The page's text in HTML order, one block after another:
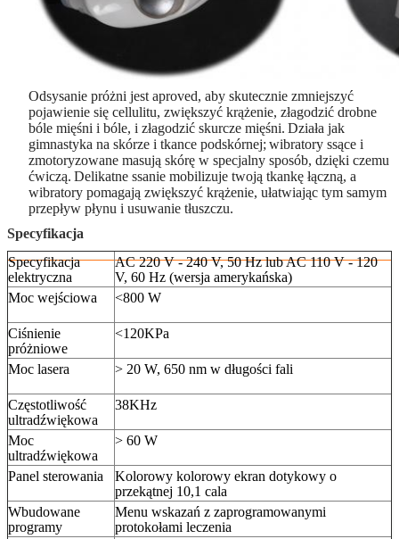
Odsysanie próżni jest aproved, aby skutecznie zmniejszyć
pojawienie się cellulitu, zwiększyć krążenie, złagodzić drobne
bóle mięśni i bóle, i złagodzić skurcze mięśni. Działa jak
gimnastyka na skórze i tkance podskórnej; wibratory ssące i
zmotoryzowane masują skórę w specjalny sposób, dzięki czemu
ćwiczą. Delikatne ssanie mobilizuje twoją tkankę łączną, a
wibratory pomagają zwiększyć krążenie, ułatwiając tym samym
przepływ płynu i usuwanie tłuszczu.
Specyfikacja
Specyfikacja
elektryczna
AC 220 V - 240 V, 50 Hz lub AC 110 V - 120
V, 60 Hz (wersja amerykańska)
Moc wejściowa
<800 W
Ciśnienie
próżniowe
<120KPa
Moc lasera > 20 W, 650 nm w długości fali
Częstotliwość
ultradźwiękowa
38KHz
Moc
ultradźwiękowa
> 60 W
Panel sterowania
Kolorowy kolorowy ekran dotykowy o
przekątnej 10,1 cala
Wbudowane
programy
Menu wskazań z zaprogramowanymi
protokołami leczenia